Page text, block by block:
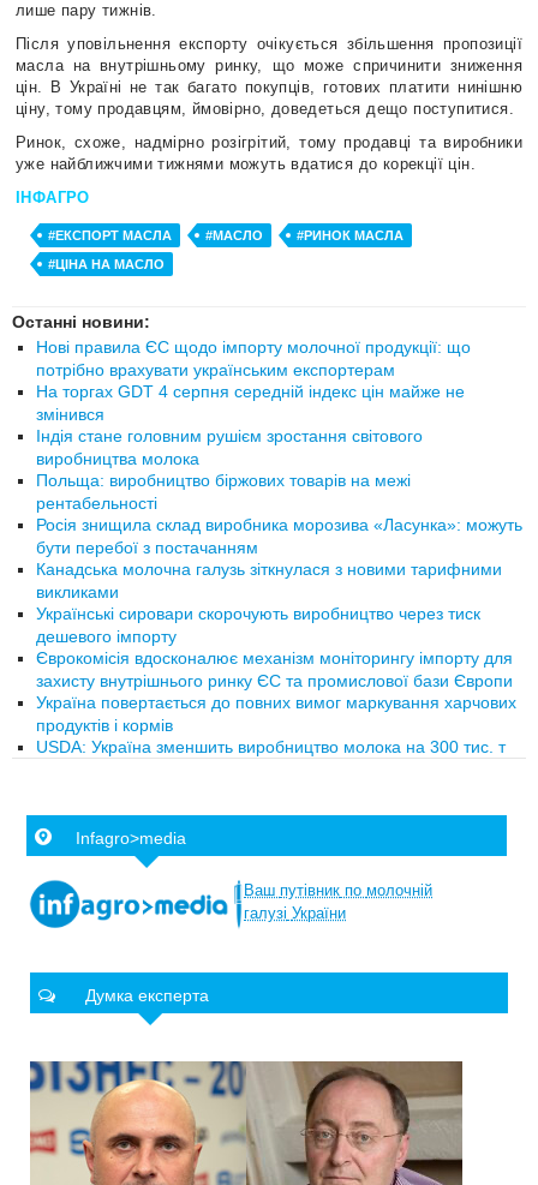
лише пару тижнів.
Після уповільнення експорту очікується збільшення пропозиції
масла на внутрішньому ринку, що може спричинити зниження
цін. В Україні не так багато покупців, готових платити нинішню
ціну, тому продавцям, ймовірно, доведеться дещо поступитися.
Ринок, схоже, надмірно розігрітий, тому продавці та виробники
уже найближчими тижнями можуть вдатися до корекції цін.
ІНФАГРО
#ЕКСПОРТ МАСЛА #МАСЛО
#РИНОК МАСЛА
#ЦІНА НА МАСЛО
Останні новини:
Нові правила ЄС щодо імпорту молочної продукції: що
потрібно врахувати українським експортерам
На торгах GDT 4 серпня середній індекс цін майже не
змінився
Індія стане головним рушієм зростання світового
виробництва молока
Польща: виробництво біржових товарів на межі
рентабельності
Росія знищила склад виробника морозива «Ласунка»: можуть
бути перебої з постачанням
Канадська молочна галузь зіткнулася з новими тарифними
викликами
Українські сировари скорочують виробництво через тиск
дешевого імпорту
Єврокомісія вдосконалює механізм моніторингу імпорту для
захисту внутрішнього ринку ЄС та промислової бази Європи
Україна повертається до повних вимог маркування харчових
продуктів і кормів
USDA: Україна зменшить виробництво молока на 300 тис. т
Infagro>media
Ваш путівник по молочній
галузі України
Думка експерта